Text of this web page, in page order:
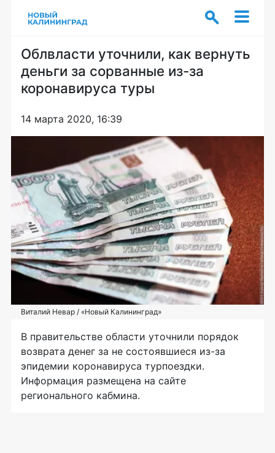
Облвласти уточнили, как вернуть
деньги за сорванные из-за
коронавируса туры
14 марта 2020, 16:39
Виталий Невар / «Новый Калининград»
В правительстве области уточнили порядок
возврата денег за не состоявшиеся из-за
эпидемии коронавируса турпоездки.
Информация размещена на сайте
регионального кабмина.